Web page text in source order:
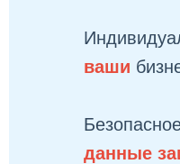
ваши
данные